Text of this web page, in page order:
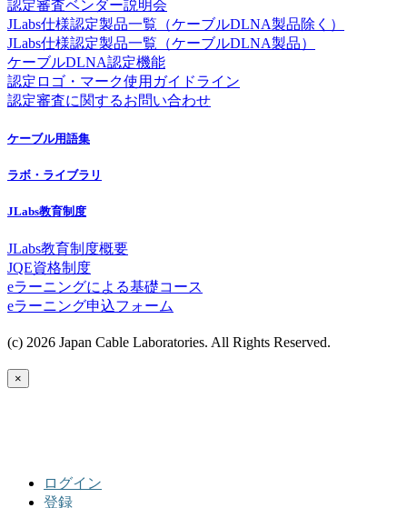
認定審査ベンダー説明会
JLabs仕様認定製品一覧（ケーブルDLNA製品除く）
JLabs仕様認定製品一覧（ケーブルDLNA製品）
ケーブルDLNA認定機能
認定ロゴ・マーク使用ガイドライン
認定審査に関するお問い合わせ
ケーブル用語集
ラボ・ライブラリ
JLabs教育制度
JLabs教育制度概要
JQE資格制度
eラーニングによる基礎コース
eラーニング申込フォーム
(c) 2026 Japan Cable Laboratories. All Rights Reserved.
×
ログイン
登録